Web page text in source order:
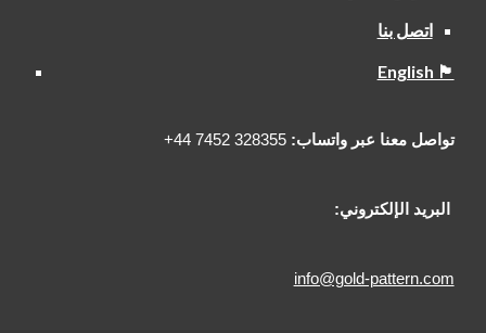
اتصل بنا
English 🏴󠁧󠁢󠁥󠁮󠁧󠁿
تواصل معنا عبر واتساب: 328355 7452 44+
البريد الإلكتروني:
info@gold-pattern.com